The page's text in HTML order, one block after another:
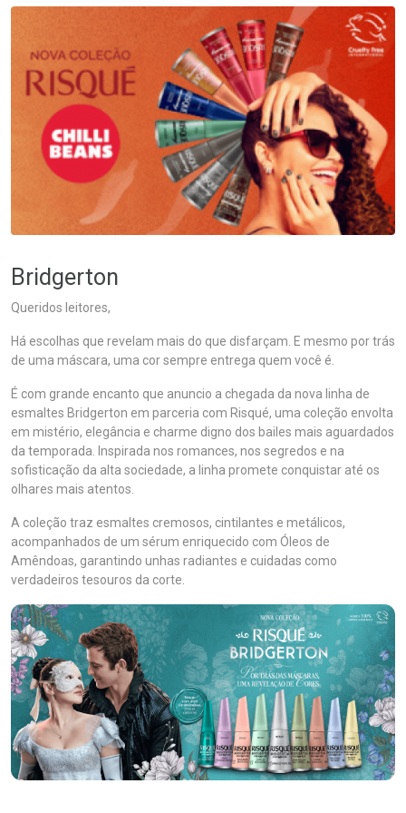
Bridgerton
Queridos leitores,
Há escolhas que revelam mais do que disfarçam. E mesmo por trás
de uma máscara, uma cor sempre entrega quem você é.
É com grande encanto que anuncio a chegada da nova linha de
esmaltes Bridgerton em parceria com Risqué, uma coleção envolta
em mistério, elegância e charme digno dos bailes mais aguardados
da temporada. Inspirada nos romances, nos segredos e na
sofisticação da alta sociedade, a linha promete conquistar até os
olhares mais atentos.
A coleção traz esmaltes cremosos, cintilantes e metálicos,
acompanhados de um sérum enriquecido com Óleos de
Amêndoas, garantindo unhas radiantes e cuidadas como
verdadeiros tesouros da corte.